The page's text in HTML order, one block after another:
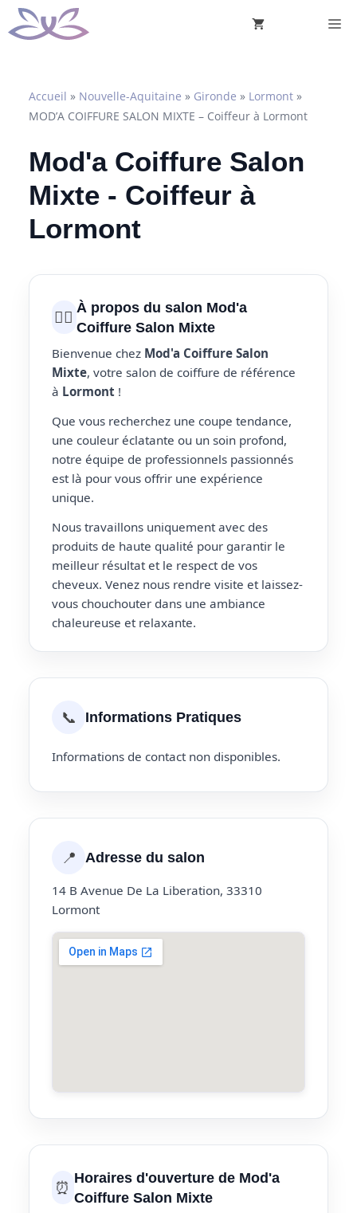
Aller
au
Accueil » Nouvelle-Aquitaine » Gironde » Lormont »
MOD’A COIFFURE SALON MIXTE – Coiffeur à Lormont
Mod'a Coiffure Salon
Mixte - Coiffeur à
Lormont
💇‍♀️ À propos du salon Mod'a
Coiffure Salon Mixte
Bienvenue chez Mod'a Coiffure Salon
Mixte, votre salon de coiffure de référence
à Lormont !
Que vous recherchez une coupe tendance,
une couleur éclatante ou un soin profond,
notre équipe de professionnels passionnés
est là pour vous offrir une expérience
unique.
Nous travaillons uniquement avec des
produits de haute qualité pour garantir le
meilleur résultat et le respect de vos
cheveux. Venez nous rendre visite et laissez-
vous chouchouter dans une ambiance
chaleureuse et relaxante.
📞 Informations Pratiques
Informations de contact non disponibles.
📍 Adresse du salon
14 B Avenue De La Liberation, 33310
Lormont
⏰ Horaires d'ouverture de Mod'a
Coiffure Salon Mixte